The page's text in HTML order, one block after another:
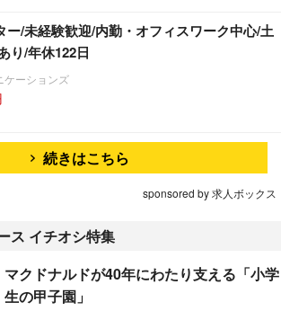
ー/未経験歓迎/内勤・オフィスワーク中心/土
り/年休122日
ケーションズ
続きはこちら
sponsored by 求人ボックス
ス イチオシ特集
マクドナルドが40年にわたり支える「小学
生の甲子園」